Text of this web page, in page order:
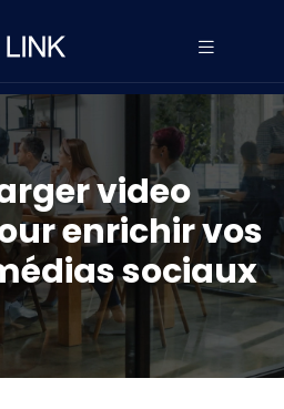
video
enrichir vos
sociaux